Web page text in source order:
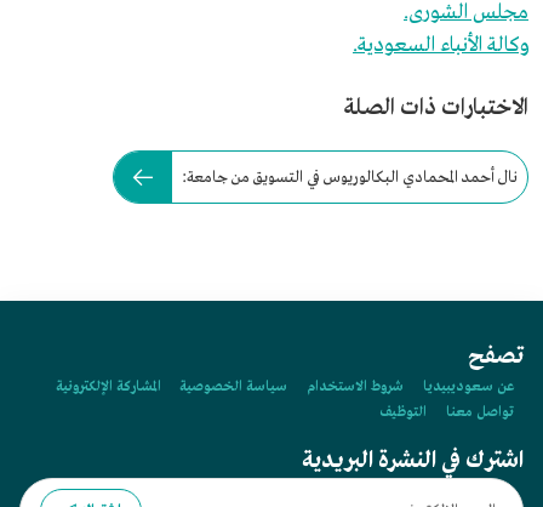
مجلس الشورى.
وكالة الأنباء السعودية.
الاختبارات ذات الصلة
نال أحمد المحمادي البكالوريوس في التسويق من جامعة:
تصفح
عن سعوديبيديا شروط الاستخدام سياسة الخصوصية
المشاركة الإلكترونية
تواصل معنا
التوظيف
اشترك في النشرة البريدية